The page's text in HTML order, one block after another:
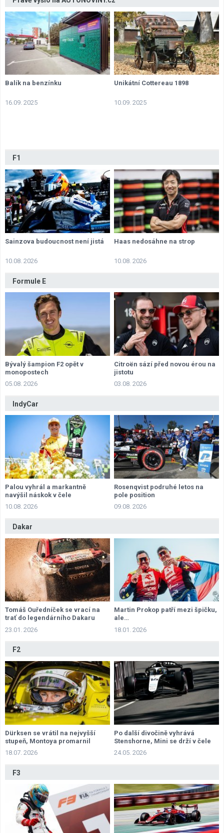
Balík na benzínku
16.09. 2025
Unikátní Cottereau 1898
10.09. 2025
F1
Sainzova budoucnost není jistá
10.08. 2026
Haas nedosáhne na strop
10.08. 2026
Formule E
Bývalý šampion F2 opět v
monopostech
05.08. 2026
Citroën sází před novou érou na
jistotu
03.08. 2026
IndyCar
Palou vyhrál a markantně
navýšil náskok v čele
šampionátu
10.08. 2026
Rosenqvist podruhé letos na
pole position
09.08. 2026
Dakar
Tomáš Ouředníček se vrací na
trať do legendárního Dakaru
23.01. 2026
Martin Prokop patří mezi špičku,
ale…
18.01. 2026
F2
Dürksen se vrátil na nejvyšší
stupeň, Montoya promarnil
příležitost
18.07. 2026
Po další divočině vyhrává
Stenshorne, Mini se drží v čele
šampionátu
24.05. 2026
F3